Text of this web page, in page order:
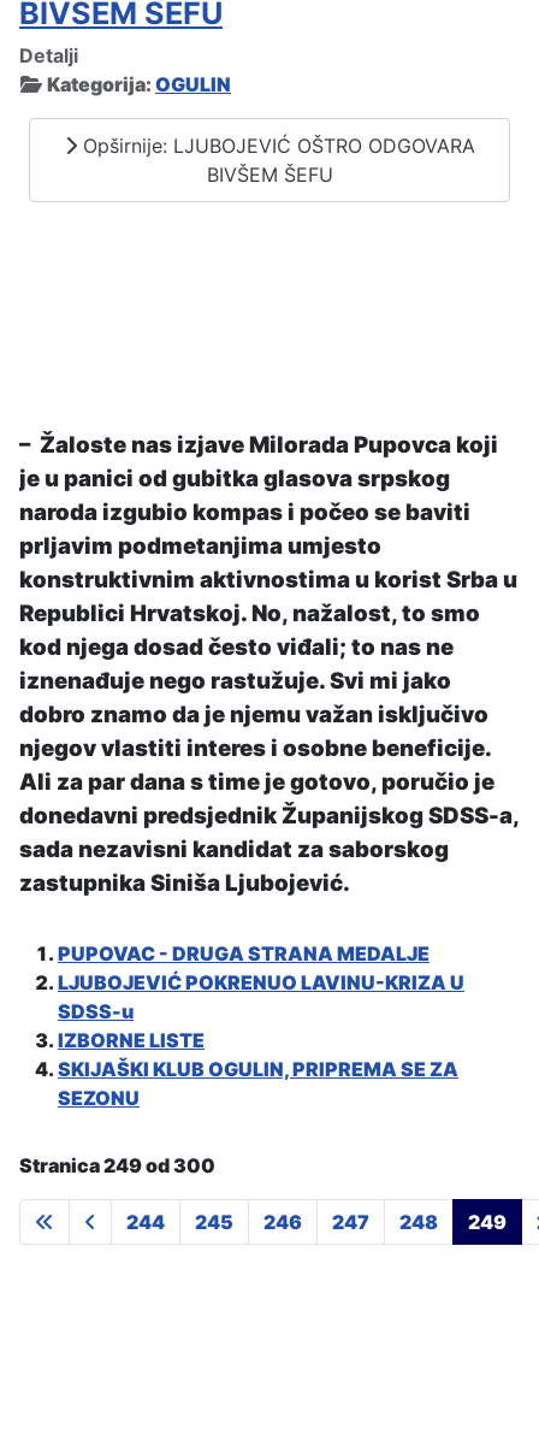
BIVŠEM ŠEFU
Detalji
Kategorija: OGULIN
Opširnije: LJUBOJEVIĆ OŠTRO ODGOVARA
BIVŠEM ŠEFU
– Žaloste nas izjave Milorada Pupovca koji
je u panici od gubitka glasova srpskog
naroda izgubio kompas i počeo se baviti
prljavim podmetanjima umjesto
konstruktivnim aktivnostima u korist Srba u
Republici Hrvatskoj. No, nažalost, to smo
kod njega dosad često viđali; to nas ne
iznenađuje nego rastužuje. Svi mi jako
dobro znamo da je njemu važan isključivo
njegov vlastiti interes i osobne beneficije.
Ali za par dana s time je gotovo, poručio je
donedavni predsjednik Županijskog SDSS-a,
sada nezavisni kandidat za saborskog
zastupnika Siniša Ljubojević.
PUPOVAC - DRUGA STRANA MEDALJE
LJUBOJEVIĆ POKRENUO LAVINU-KRIZA U
SDSS-u
IZBORNE LISTE
SKIJAŠKI KLUB OGULIN, PRIPREMA SE ZA
SEZONU
Stranica 249 od 300
244 245 246 247 248 249